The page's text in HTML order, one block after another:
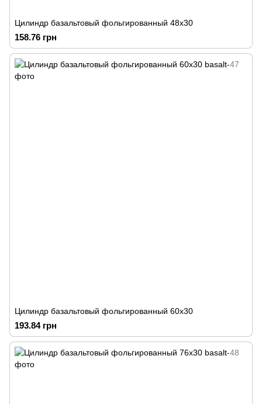
Цилиндр базальтовый фольгированный 48х30
158.76 грн
Цилиндр базальтовый фольгированный 60х30
193.84 грн